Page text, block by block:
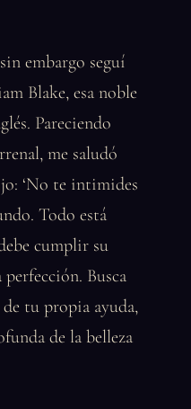
embargo seguí
Blake, esa noble
Pareciendo
me saludó
‘No te intimides
Todo está
cumplir su
Busca
tu propia ayuda,
de la belleza